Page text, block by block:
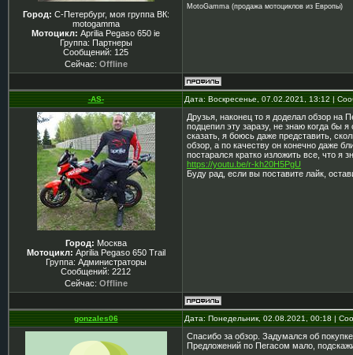
Город: С-Петербург, моя группа ВК:
motogamma
Мотоцикл: Aprilia Pegaso 650 ie
Группа: Партнеры
Сообщений: 125
Сейчас: Offline
MotoGamma (продажа мотоциклов из Европы)
-AS- Дата: Воскресенье, 07.02.2021, 13:12 |
Город: Москва
Мотоцикл: Aprilia Pegaso 650 Trail
Группа: Администраторы
Сообщений: 2212
Сейчас: Offline
Друзья, наконец то я доделал обзор на
подцепил эту заразу, не знаю когда бы
сказать, я боюсь даже представить,
обзор, а по качеству он конечно даже
постарался кратко изложить все, что я
https://youtu.be/r-kh20H5PgU
Буду рад, если вы поставите лайк,
gonzales06 Дата: Понедельник, 02.08.2021, 00:18 |
Спасибо за обзор. Задумался об
Предложений по Пегасом мало,